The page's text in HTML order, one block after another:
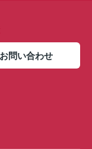
問い合わせ